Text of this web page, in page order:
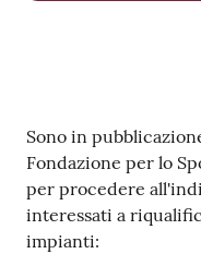
v
e
Contenuto
Sono in
Fondazione per lo
per procedere
interessati a
impianti: